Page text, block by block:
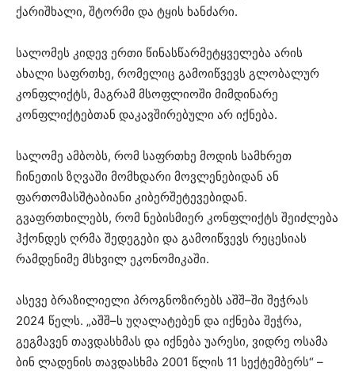
ქარიშხალი, შტორმი და ტყის ხანძარი.
სალომეს კიდევ ერთი წინასწარმეტყველება არის
ახალი საფრთხე, რომელიც გამოიწვევს გლობალურ
კონფლიქტს, მაგრამ მსოფლიოში მიმდინარე
კონფლიქტებთან დაკავშირებული არ იქნება.
სალომე ამბობს, რომ საფრთხე მოდის სამხრეთ
ჩინეთის ზღვაში მომხდარი მოვლენებიდან ან
ფართომასშტაბიანი კიბერშეტევებიდან.
გვაფრთხილებს, რომ ნებისმიერ კონფლიქტს შეიძლება
ჰქონდეს ღრმა შედეგები და გამოიწვევს რეცესიას
რამდენიმე მსხვილ ეკონომიკაში.
ასევე ბრაზილიელი პროგნოზირებს აშშ–ში შეჭრას
2024 წელს. „აშშ–ს უღალატებენ და იქნება შეჭრა,
გეგმავენ თავდასხმას და იქნება უარესი, ვიდრე ოსამა
ბინ ლადენის თავდასხმა 2001 წლის 11 სექტემბერს“ –